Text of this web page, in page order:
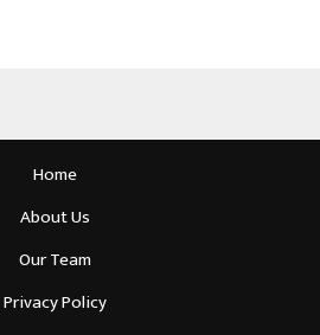
Home
About Us
Our Team
Privacy Policy